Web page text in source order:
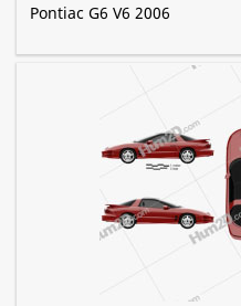
Pontiac G6 V6 2006